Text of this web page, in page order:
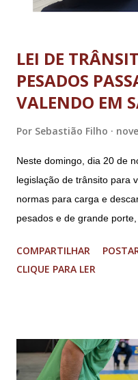
LEI DE
PESADOS
VALENDO EM
Por Sebastião Filho
Neste domingo, dia 20 de
legislação de trânsito para
normas para carga e
pesados e de grande
Tijuco (com total liberdade
histórico e área restrita à
das 08h às 18h; aos
feriados livres. Haverá
COMPARTILHAR
CLIQUE PARA LER